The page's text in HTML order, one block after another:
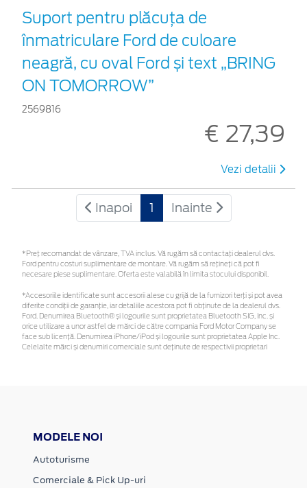
Suport pentru plăcuța de
înmatriculare Ford de culoare
neagră, cu oval Ford și text „BRING
ON TOMORROW”
2569816
€ 27,39
Vezi detalii
Inapoi 1 Inainte
*Preţ recomandat de vânzare, TVA inclus. Vă rugăm să contactaţi dealerul dvs.
Ford pentru costuri suplimentare de montare. Vă rugăm să rețineți că pot fi
necesare piese suplimentare. Oferta este valabilă în limita stocului disponibil.
*Accesoriile identificate sunt accesorii alese cu grijă de la furnizori terți și pot avea
diferite condiții de garanție, iar detaliile acestora pot fi obținute de la dealerul dvs.
Ford. Denumirea Bluetooth® și logourile sunt proprietatea Bluetooth SIG, Inc. și
orice utilizare a unor astfel de mărci de către compania Ford Motor Company se
face sub licență. Denumirea iPhone/iPod și logourile sunt proprietatea Apple Inc.
Celelalte mărci și denumiri comerciale sunt deținute de respectivii proprietari
MODELE NOI
Autoturisme
Comerciale & Pick Up-uri